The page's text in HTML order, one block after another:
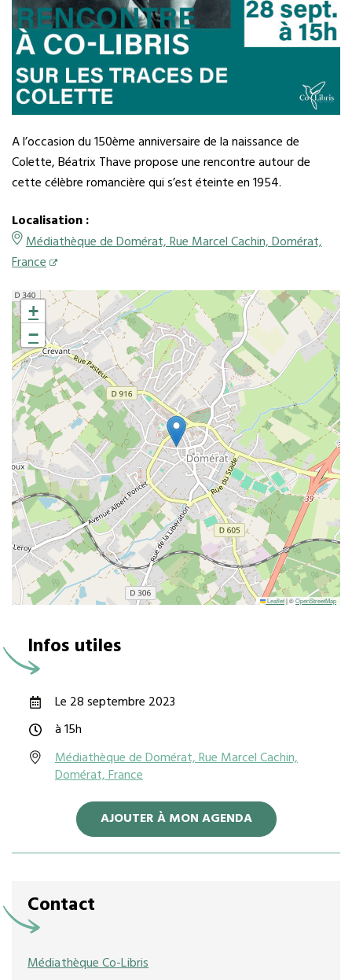
A l’occasion du 150ème anniversaire de la naissance de
Colette, Béatrix Thave propose une rencontre autour de
cette célèbre romancière qui s’est éteinte en 1954.
Localisation :
Médiathèque de Domérat, Rue Marcel Cachin, Domérat,
France
+
−
Leaflet|©OpenStreetMap
Infos utiles
Le 28 septembre 2023
à 15h
Médiathèque de Domérat, Rue Marcel Cachin,
Domérat, France
AJOUTER À MON AGENDA
Contact
Médiathèque Co-Libris